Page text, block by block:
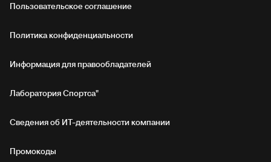
Пользовательское соглашение
Политика конфиденциальности
Информация для правообладателей
Лаборатория Спортса"
Сведения об ИТ‑деятельности компании
Промокоды